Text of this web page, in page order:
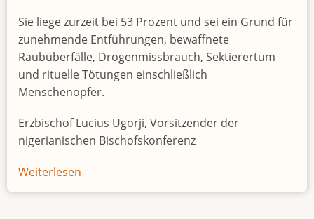
Sie liege zurzeit bei 53 Prozent und sei ein Grund für
zunehmende Entführungen, bewaffnete
Raubüberfälle, Drogenmissbrauch, Sektierertum
und rituelle Tötungen einschließlich
Menschenopfer.
Erzbischof Lucius Ugorji, Vorsitzender der
nigerianischen Bischofskonferenz
Weiterlesen
Jugendarbeitslosigkeit